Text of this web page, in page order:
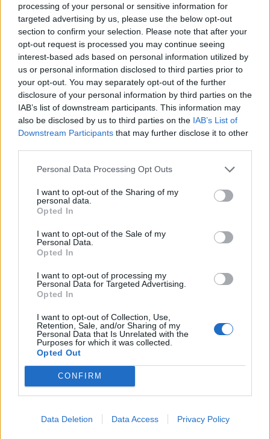
processing of your personal or sensitive information for
targeted advertising by us, please use the below opt-out
section to confirm your selection. Please note that after your
opt-out request is processed you may continue seeing
interest-based ads based on personal information utilized by
us or personal information disclosed to third parties prior to
your opt-out. You may separately opt-out of the further
disclosure of your personal information by third parties on the
IAB’s list of downstream participants. This information may
also be disclosed by us to third parties on the IAB’s List of
Downstream Participants that may further disclose it to other
Personal Data Processing Opt Outs
I want to opt-out of the Sharing of my
personal data.
Opted In
I want to opt-out of the Sale of my
Personal Data.
Opted In
I want to opt-out of processing my
Personal Data for Targeted Advertising.
Opted In
I want to opt-out of Collection, Use,
Retention, Sale, and/or Sharing of my
Personal Data that Is Unrelated with the
Purposes for which it was collected.
Opted Out
CONFIRM
Data Deletion Data Access Privacy Policy
Pasaulis
Kas gali priversti Donaldą
Trumpą smogti Rusijai:
ekspertas atskleidė
netikėtą scenarijų(2)
Pasaulis
Tragiška naktis Kijevo
srityje: masinis
apšaudymas nusinešė 14
gyvybių, liepsnoja
logistikos centrai
NAUJI
Proveržis kosmoso
Pamiršo, kad namai jau